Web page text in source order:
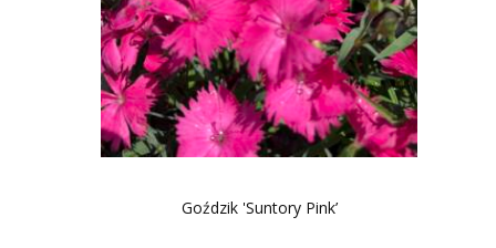
Goździk 'Suntory Pink’